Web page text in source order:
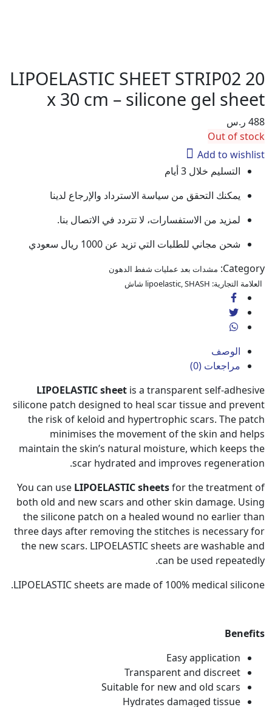
LIPOELASTIC SHEET
x 30 cm – silicone gel
Out of
Add to
التسليم خلال 3 أيام
يمكنك التحقق من سياسة الاسترداد والإرجاع لدينا
لمزيد من الاستفسارات، لا تتردد في الاتصال بنا.
شحن مجاني للطلبات التي تزيد عن 1000 ريال سعودي
مشدات بعد عمليات شفط الدهون
التجارية:
lipoelastic ,SHASH شاش
الوصف
مراجعات (0)
LIPOELASTIC sheetis a transparent self-
silicone patch designed to heal scar tissue and
the risk of keloid and hypertrophic scars. The
minimises the movement of the skin and
maintain the skin’s natural moisture, which
scar hydrated and improves
You can useLIPOELASTIC sheetsfor the
both old and new scars and other skin damage.
the silicone patch on a healed wound no
three days after removing the stitches is
the new scars. LIPOELASTIC sheets are
can be used
LIPOELASTIC sheets are made of 100% medical
Easy application
Transparent and discreet
Suitable for new and old scars
Hydrates damaged tissue